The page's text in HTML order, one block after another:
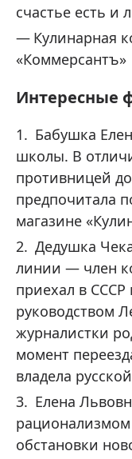
счастье есть и
Кулинарная
«Коммерсантъ»
Интересные
Бабушка
школы. В
противницей
предпочитала
магазине
Дедушка
линии — член
приехал в СССР
руководством
журналистки
момент
владела
Елена
обстановки